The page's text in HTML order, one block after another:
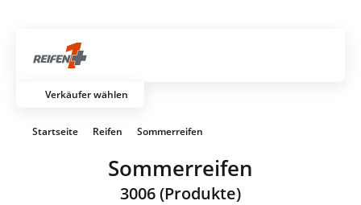
Verkäufer wählen
Startseite Reifen Sommerreifen
Sommerreifen
3006 (Produkte)